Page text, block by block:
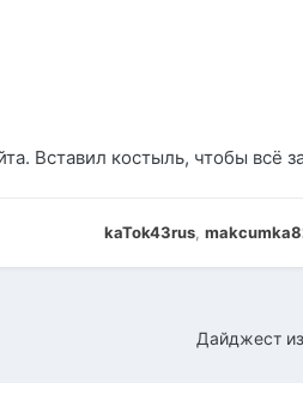
Вставил костыль, чтобы всё
kaTok43rus,